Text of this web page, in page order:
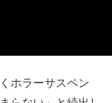
ホラーサスペン